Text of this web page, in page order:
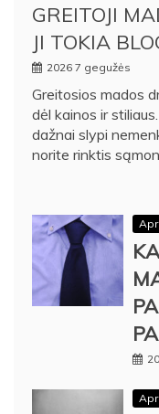
GREITOJI
JI TOKIA
2026 7 gegužės
Greitosios mados
dėl kainos ir
dažnai slypi
norite rinktis